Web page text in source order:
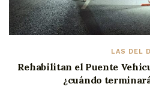
LAS DEL
Rehabilitan el Puente
¿cuándo